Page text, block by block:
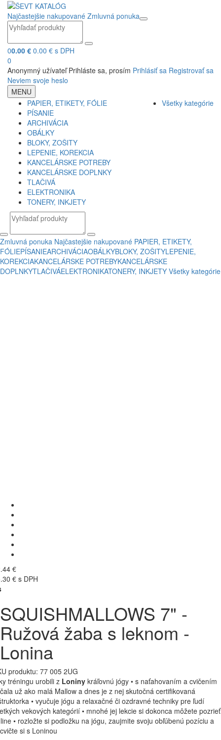
Najčastejšie nakupované Zmluvná ponuka
00.00 € 0.00 € s DPH
0
Anonymný užívateľ Prihláste sa, prosím Prihlásiť sa Registrovať sa
Neviem svoje heslo
MENU
PAPIER, ETIKETY, FÓLIE
PÍSANIE
ARCHIVÁCIA
OBÁLKY
BLOKY, ZOŠITY
LEPENIE, KOREKCIA
KANCELÁRSKE POTREBY
KANCELÁRSKE DOPLNKY
TLAČIVÁ
ELEKTRONIKA
TONERY, INKJETY
Všetky kategórie
Zmluvná ponuka Najčastejšie nakupované PAPIER, ETIKETY,
FÓLIEPÍSANIEARCHIVÁCIAOBÁLKYBLOKY, ZOŠITYLEPENIE,
KOREKCIAKANCELÁRSKE POTREBYKANCELÁRSKE
DOPLNKYTLAČIVÁELEKTRONIKATONERY, INKJETY Všetky kategórie
€
€ s DPH
SQUISHMALLOWS 7" -
Ružová žaba s leknom -
Lonina
produktu: 77 005 2UG
tréningu urobili z Loniny kráľovnú jógy • s naťahovaním a cvičením
už ako malá Mallow a dnes je z nej skutočná certifikovaná
• vyučuje jógu a relaxačné či ozdravné techniky pre ľudí
vekových kategórií • mnohé jej lekcie si dokonca môžete pozrieť
• rozložte si podložku na jógu, zaujmite svoju obľúbenú pozíciu a
si s Loninou